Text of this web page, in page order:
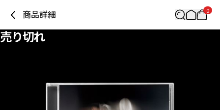
商品詳細 0
売り切れ